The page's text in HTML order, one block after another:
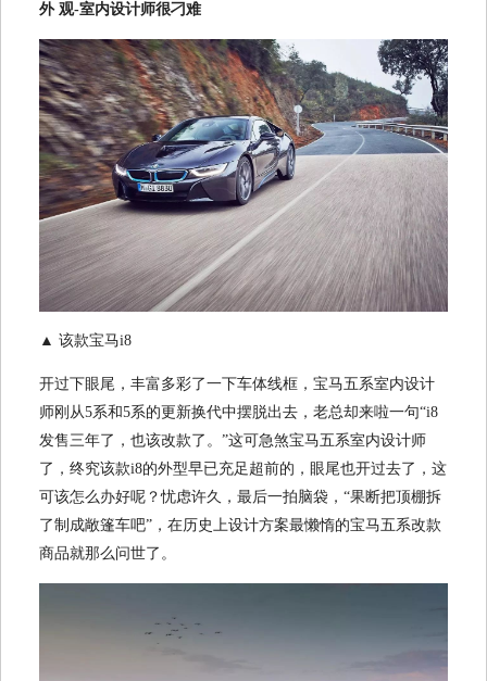
外 观-室内设计师很刁难
▲ 该款宝马i8
开过下眼尾，丰富多彩了一下车体线框，宝马五系室内设计
师刚从5系和5系的更新换代中摆脱出去，老总却来啦一句“i8
发售三年了，也该改款了。”这可急煞宝马五系室内设计师
了，终究该款i8的外型早已充足超前的，眼尾也开过去了，这
可该怎么办好呢？忧虑许久，最后一拍脑袋，“果断把顶棚拆
了制成敞篷车吧”，在历史上设计方案最懒惰的宝马五系改款
商品就那么问世了。